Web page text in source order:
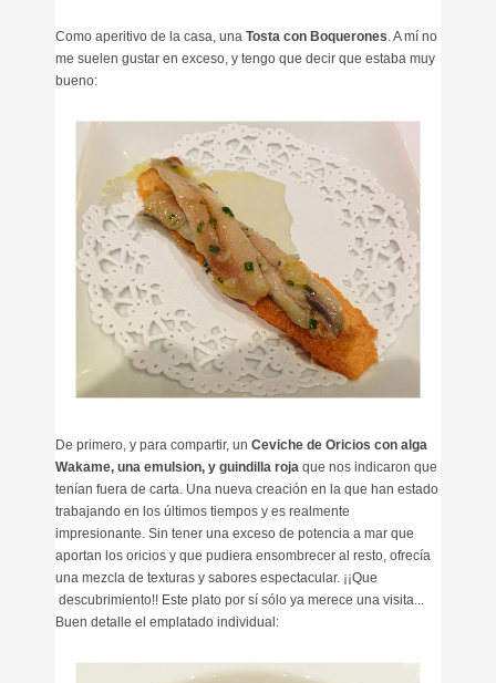
Como aperitivo de la casa, una Tosta con Boquerones. A mí no
me suelen gustar en exceso, y tengo que decir que estaba muy
bueno:
De primero, y para compartir, un Ceviche de Oricios con alga
Wakame, una emulsion, y guindilla roja que nos indicaron que
tenían fuera de carta. Una nueva creación en la que han estado
trabajando en los últimos tiempos y es realmente
impresionante. Sin tener una exceso de potencia a mar que
aportan los oricios y que pudiera ensombrecer al resto, ofrecía
una mezcla de texturas y sabores espectacular. ¡¡Que
descubrimiento!! Este plato por sí sólo ya merece una visita...
Buen detalle el emplatado individual: